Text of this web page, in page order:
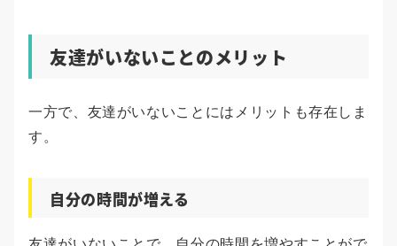
友達がいないことのメリット
一方で、友達がいないことにはメリットも存在しま
す。
自分の時間が増える